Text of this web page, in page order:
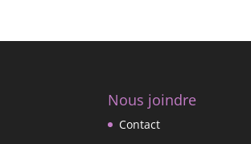
Nous joindre
Contact